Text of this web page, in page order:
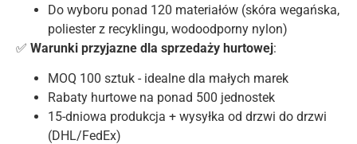
Do wyboru ponad 120 materiałów (skóra wegańska,
poliester z recyklingu, wodoodporny nylon)
✅ Warunki przyjazne dla sprzedaży hurtowej:
MOQ 100 sztuk - idealne dla małych marek
Rabaty hurtowe na ponad 500 jednostek
15-dniowa produkcja + wysyłka od drzwi do drzwi
(DHL/FedEx)